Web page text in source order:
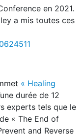
en 2021.
a mis toutes ces
« Healing
durée de 12
experts tels que le
« The End of
and Reverse